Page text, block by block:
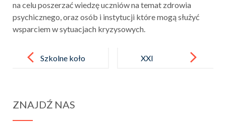
na celu poszerzać wiedzę uczniów na temat zdrowia
psychicznego, oraz osób i instytucji które mogą służyć
wsparciem w sytuacjach kryzysowych.
navigationSzkolne koło
e zakręceni”
XXI
ZNAJDŹ NAS